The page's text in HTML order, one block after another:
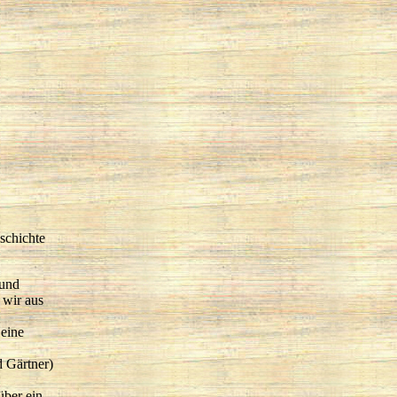
aus
Gärtner)